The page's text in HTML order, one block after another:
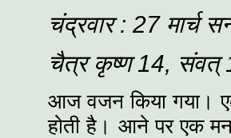
चंद्रवार : 27 मार्च
चैत्र कृष्‍ण 14, संवत्
आज वजन किया गया।
होती है। आने पर एक